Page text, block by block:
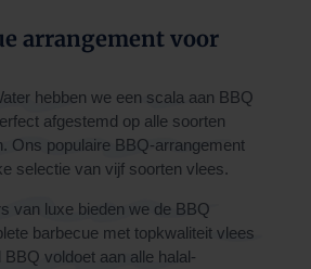
arrangement voor
hebben we een scala aan BBQ
afgestemd op alle soorten
Ons populaire BBQ-arrangement
selectie van vijf soorten vlees.
van luxe bieden we de BBQ
barbecue met topkwaliteit vlees
voldoet aan alle halal-